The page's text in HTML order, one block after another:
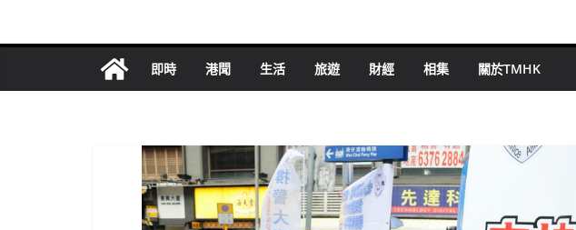
即時 港聞 生活 旅遊 財經 相集 關於TMHK